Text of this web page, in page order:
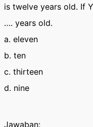
is twelve years old. If
…. years old.
a. eleven
b. ten
c. thirteen
d. nine
Jawaban: